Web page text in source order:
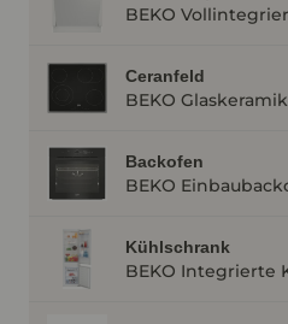
Ceranfeld
Backofen
Kühlschrank